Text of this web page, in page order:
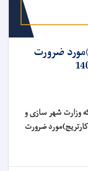
ضرورت
وزارت شهر سازی و
39 قلم رنگ باب(کارتریج)مورد ضرورت